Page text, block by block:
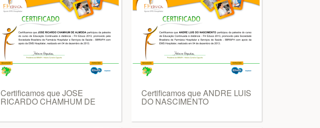
Certificamos que JOSE
RICARDO CHAMHUM DE
Certificamos que ANDRE LUIS
DO NASCIMENTO